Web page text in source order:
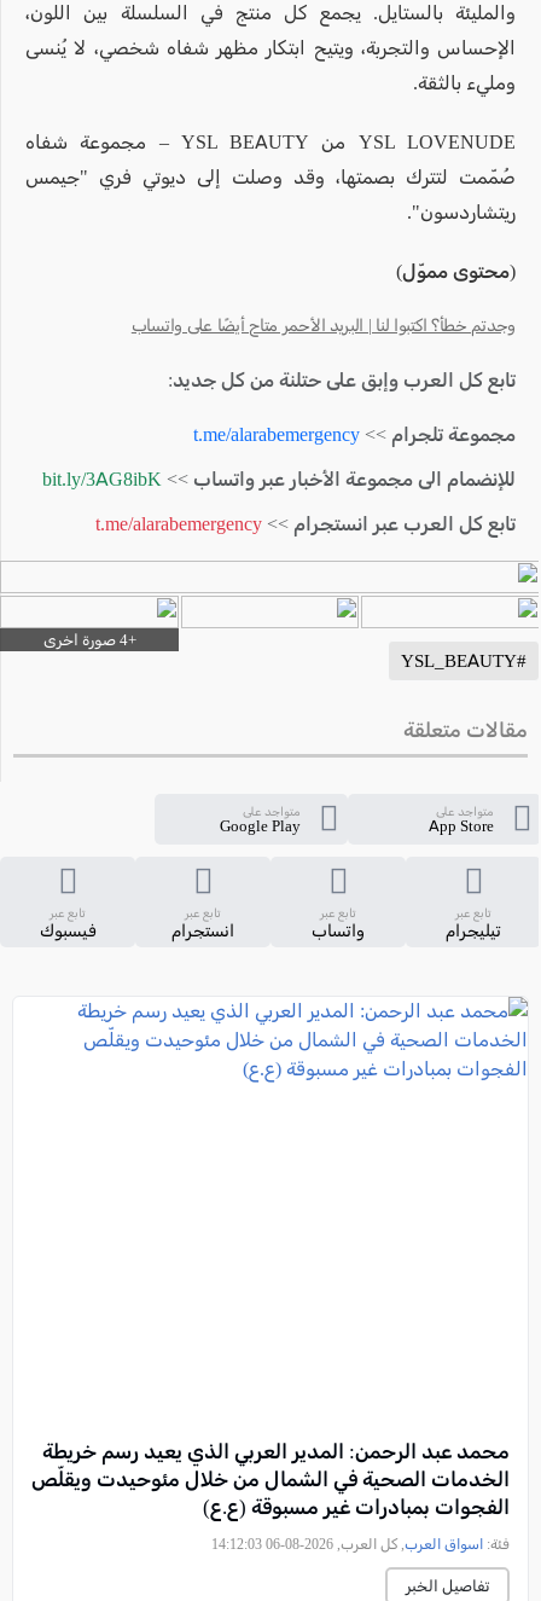
والمليئة بالستايل. يجمع كل منتج في السلسلة بين اللون،
الإحساس والتجربة، ويتيح ابتكار مظهر شفاه شخصي، لا يُنسى
ومليء بالثقة.
YSL LOVENUDE من YSL BEAUTY – مجموعة شفاه
صُمّمت لتترك بصمتها، وقد وصلت إلى ديوتي فري "جيمس
ريتشاردسون".
(محتوى مموّل)
وجدتم خطأ؟ اكتبوا لنا | البريد الأحمر متاح أيضًا على واتساب
تابع كل العرب وإبق على حتلنة من كل جديد:
مجموعة تلجرام >> t.me/alarabemergency
للإنضمام الى مجموعة الأخبار عبر واتساب >> bit.ly/3AG8ibK
تابع كل العرب عبر انستجرام >> t.me/alarabemergency
#YSL_BEAUTY
مقالات متعلقة
متواجد على
App Store
متواجد على
Google Play
تابع عبر
تيليجرام
تابع عبر
واتساب
تابع عبر
انستجرام
تابع عبر
فيسبوك
محمد عبد الرحمن: المدير العربي الذي يعيد رسم خريطة
الخدمات الصحية في الشمال من خلال مئوحيدت ويقلّص
الفجوات بمبادرات غير مسبوقة (ع.ع)
فئة: اسواق العرب, كل العرب, 2026-08-06 14:12:03
تفاصيل الخبر